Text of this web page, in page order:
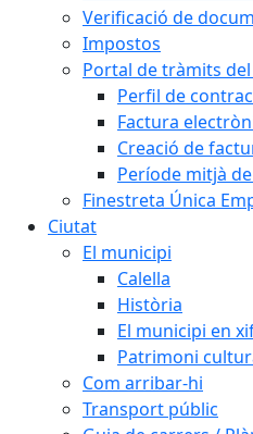
Verificació de
Impostos
Portal de tràmits
Perfil de
Factura
Creació de
Període mitjà
Finestreta Única
Ciutat
El municipi
Calella
Història
El municipi en
Patrimoni
Com arribar-hi
Transport públic